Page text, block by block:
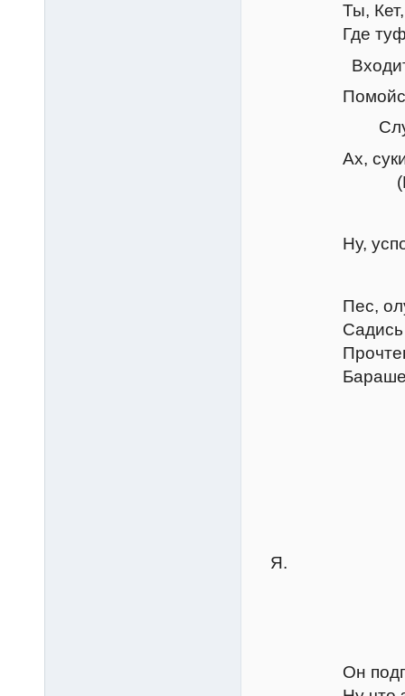
Ты, Кет,
Где туфли?
Входит
Помойся,
Слуга
Ах, сукин
(Бьет
Ну,
Пес, олух,
Садись же,
Прочтешь
Барашек
Я.
Он подгорел.